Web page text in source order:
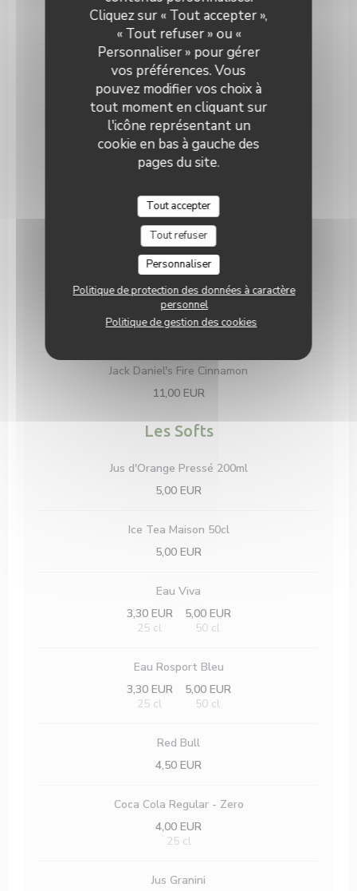
Cliquez sur « Tout accepter »,
« Tout refuser » ou «
Personnaliser » pour gérer
vos préférences. Vous
pouvez modifier vos choix à
tout moment en cliquant sur
l'icône représentant un
cookie en bas à gauche des
pages du site.
Tout accepter
Tout refuser
Personnaliser
Politique de protection des données à caractère
personnel
Politique de gestion des cookies
11,00 EUR
Chivas 18 ans
14,00 EUR
Bulleit Bourbon
10,00 EUR
11,00 EUR
Jack Daniel's Honey
11,00 EUR
Jack Daniel's Apple
11,00 EUR
Jack Daniel's Fire Cinnamon
11,00 EUR
Les Softs
Jus d'Orange Pressé 200ml
5,00 EUR
Ice Tea Maison 50cl
5,00 EUR
Eau Viva
3,30 EUR
25 cl
5,00 EUR
50 cl
Eau Rosport Bleu
3,30 EUR
25 cl
5,00 EUR
50 cl
Red Bull
4,50 EUR
Coca Cola Regular - Zero
4,00 EUR
25 cl
Jus Granini